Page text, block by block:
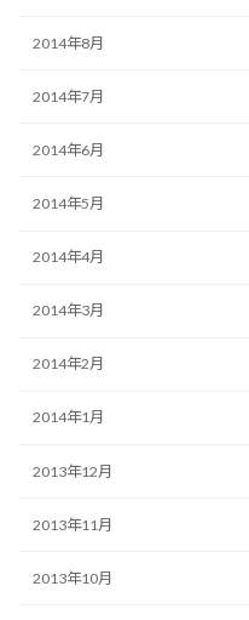
2014年8月
2014年7月
2014年6月
2014年5月
2014年4月
2014年3月
2014年2月
2014年1月
2013年12月
2013年11月
2013年10月